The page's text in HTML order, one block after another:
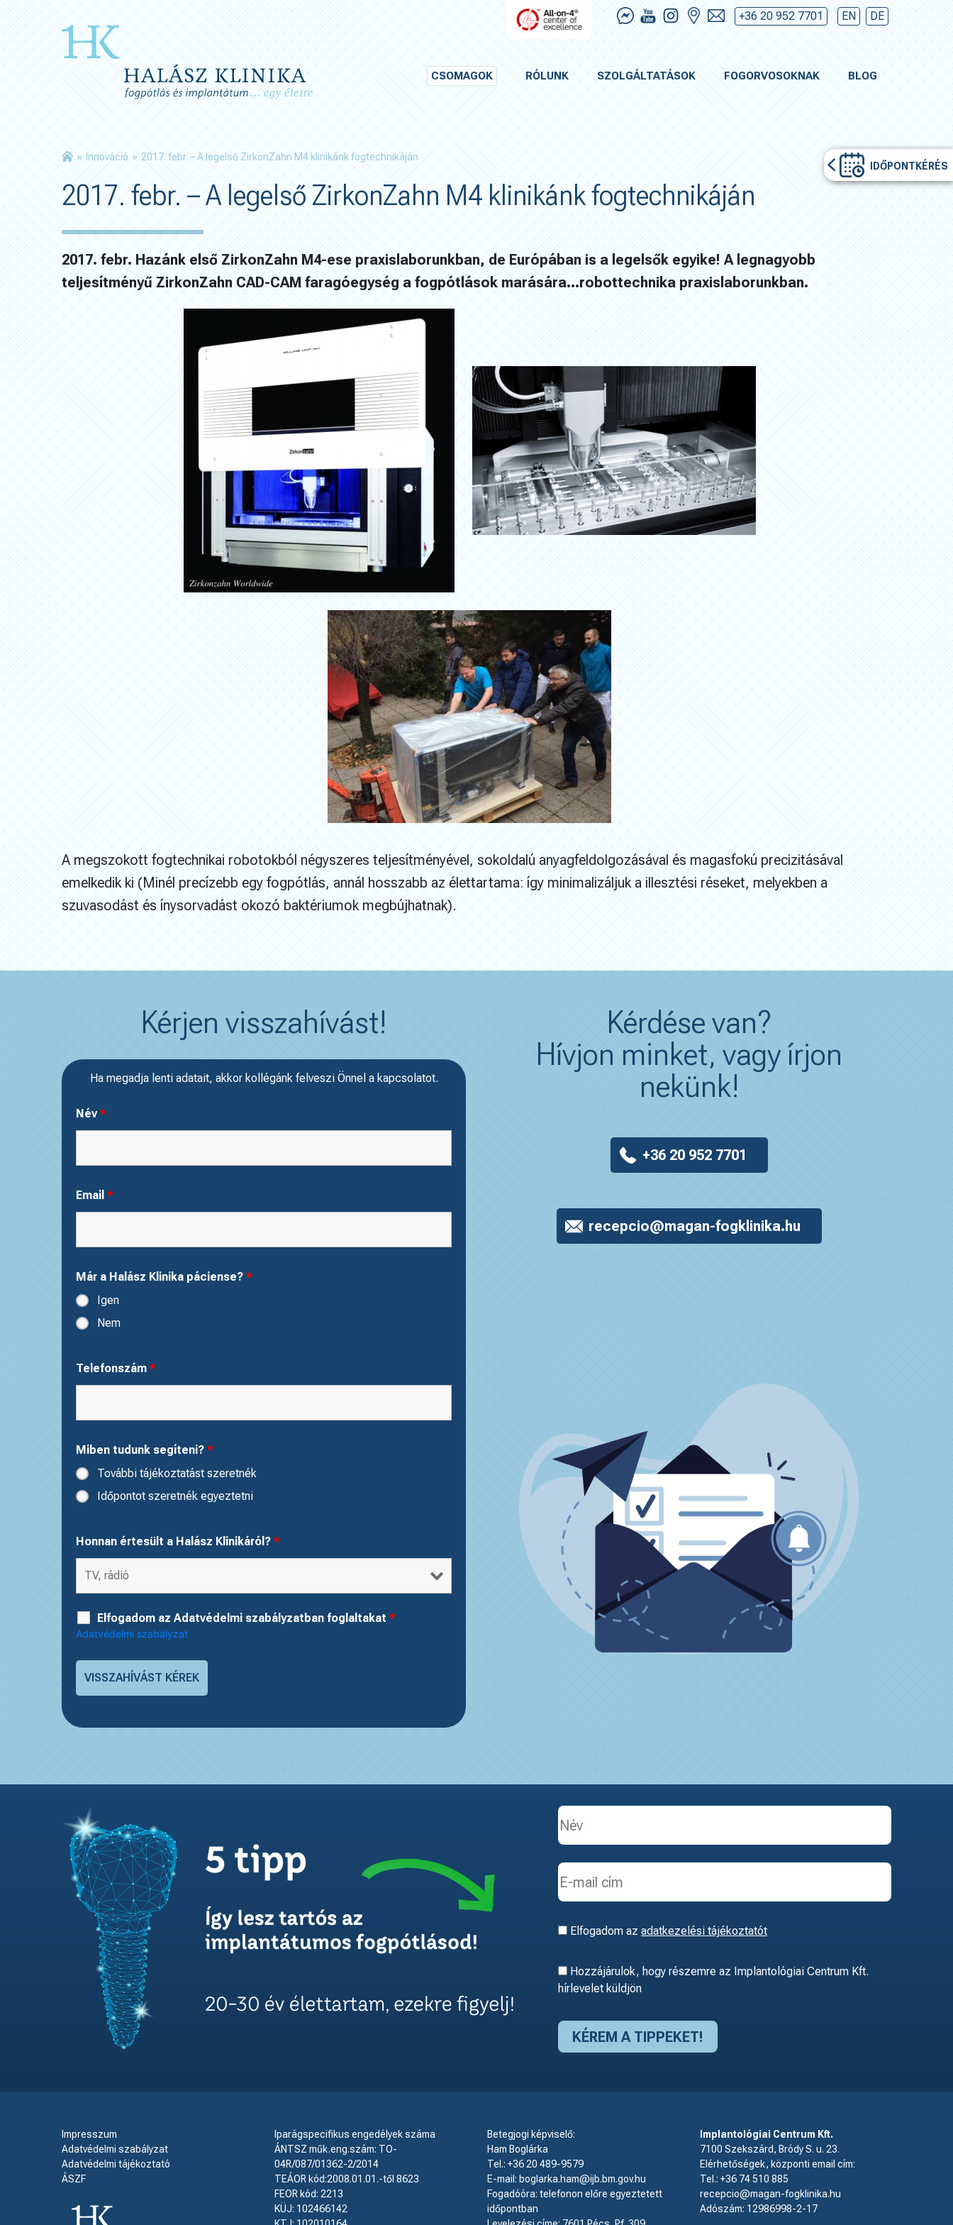
+36 20 952 7701 EN DE
CSOMAGOK RÓLUNK SZOLGÁLTATÁSOK FOGORVOSOKNAK BLOG
IDŐPONTKÉRÉS
» Innováció » 2017. febr. – A legelső ZirkonZahn M4 klinikánk fogtechnikáján
2017. febr. – A legelső ZirkonZahn M4 klinikánk fogtechnikáján
2017. febr. Hazánk első ZirkonZahn M4-ese praxislaborunkban, de Európában is a legelsők egyike! A legnagyobb
teljesítményű ZirkonZahn CAD-CAM faragóegység a fogpótlások marására…robottechnika praxislaborunkban.
A megszokott fogtechnikai robotokból négyszeres teljesítményével, sokoldalú anyagfeldolgozásával és magasfokú precizitásával
emelkedik ki (Minél precízebb egy fogpótlás, annál hosszabb az élettartama: így minimalizáljuk a illesztési réseket, melyekben a
szuvasodást és ínysorvadást okozó baktériumok megbújhatnak).
Kérjen visszahívást!
Ha megadja lenti adatait, akkor kollégánk felveszi Önnel a kapcsolatot.
Név *
Email *
Már a Halász Klinika páciense? *
Igen
Nem
Telefonszám *
Miben tudunk segíteni? *
További tájékoztatást szeretnék
Időpontot szeretnék egyeztetni
Honnan értesült a Halász Klinikáról? *
Elfogadom az Adatvédelmi szabályzatban foglaltakat *
Adatvédelmi szabályzat
Kérdése van?
Hívjon minket, vagy írjon
nekünk!
+36 20 952 7701
recepcio@magan-fogklinika.hu
Elfogadom az adatkezelési tájékoztatót
Hozzájárulok, hogy részemre az Implantológiai Centrum Kft.
hírlevelet küldjön
Impresszum
Adatvédelmi szabályzat
Adatvédelmi tájékoztató
ÁSZF
Iparágspecifikus engedélyek száma
ÁNTSZ műk.eng.szám: TO-
04R/087/01362-2/2014
TEÁOR kód:2008.01.01.-től 8623
FEOR kód: 2213
KÜJ: 102466142
Betegjogi képviselő:
Ham Boglárka
Tel.: +36 20 489-9579
E-mail: boglarka.ham@ijb.bm.gov.hu
Fogadóóra: telefonon előre egyeztetett
időpontban
Implantológiai Centrum Kft.
7100 Szekszárd, Bródy S. u. 23.
Elérhetőségek, központi email cím:
Tel.: +36 74 510 885
recepcio@magan-fogklinika.hu
Adószám: 12986998-2-17